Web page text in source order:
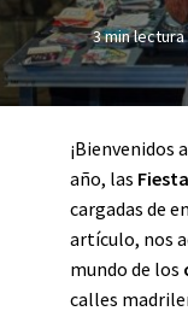
3 min lectura
¡Bienvenidos
año, las
cargadas de
artículo, nos
mundo de los
calles